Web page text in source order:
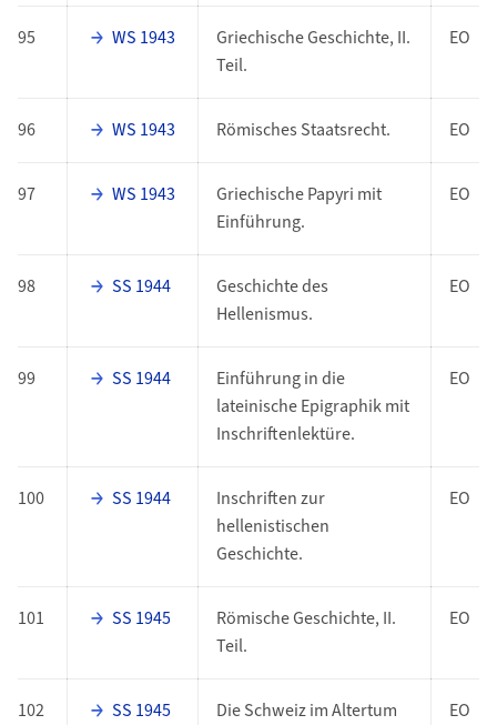
95 WS 1943
Griechische Geschichte, II.
Teil.
EO
96 WS 1943 Römisches Staatsrecht. EO
97 WS 1943
Griechische Papyri mit
Einführung.
EO
98 SS 1944
Geschichte des
Hellenismus.
EO
99 SS 1944
Einführung in die
lateinische Epigraphik mit
Inschriftenlektüre.
EO
100 SS 1944
Inschriften zur
hellenistischen
Geschichte.
EO
101 SS 1945
Römische Geschichte, II.
Teil.
EO
102 SS 1945
Die Schweiz im Altertum
EO